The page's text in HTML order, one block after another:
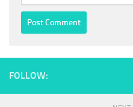
FOLLOW: